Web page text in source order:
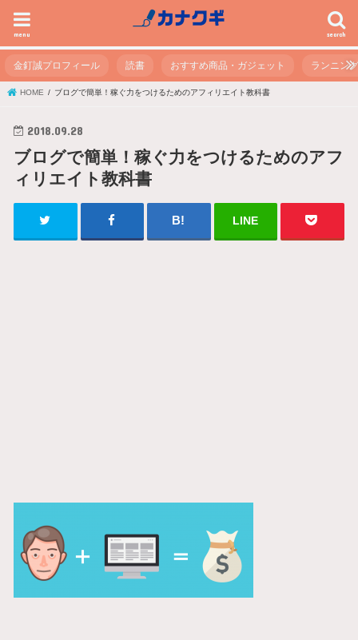
search
menu
金釘誠プロフィール 読書 おすすめ商品・ガジェット ランニング
HOME ブログで簡単！稼ぐ力をつけるためのアフィリエイト教科書
2018.09.28
ブログで簡単！稼ぐ力をつけるためのアフ
ィリエイト教科書
LINE